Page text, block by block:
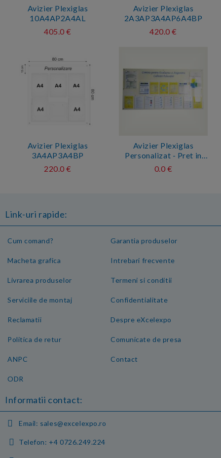
Avizier Plexiglas
10A4AP2A4AL
405.0 €
Avizier Plexiglas
2A3AP3A4AP6A4BP
420.0 €
Avizier Plexiglas
3A4AP3A4BP
220.0 €
Avizier Plexiglas
Personalizat - Pret in
functie de dimensiune
0.0 €
Link-uri rapide:
Cum comand?
Macheta grafica
Livrarea produselor
Serviciile de montaj
Garantia produselor
Intrebari frecvente
Termeni si conditii
Confidentialitate
Reclamatii
Politica de retur
ANPC
ODR
Despre eXcelexpo
Comunicate de presa
Contact
Informatii contact:
Email: sales@excelexpo.ro
Telefon: +4 0726.249.224